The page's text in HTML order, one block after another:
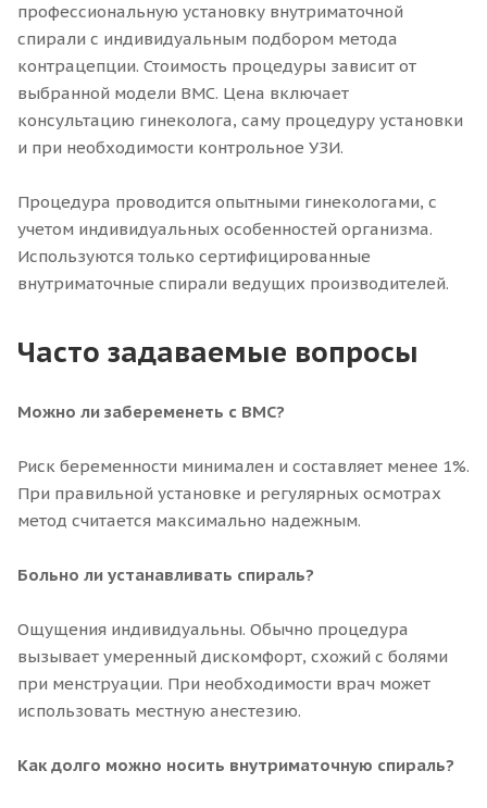
профессиональную установку внутриматочной
спирали с индивидуальным подбором метода
контрацепции. Стоимость процедуры зависит от
выбранной модели ВМС. Цена включает
консультацию гинеколога, саму процедуру установки
и при необходимости контрольное УЗИ.
Процедура проводится опытными гинекологами, с
учетом индивидуальных особенностей организма.
Используются только сертифицированные
внутриматочные спирали ведущих производителей.
Часто задаваемые вопросы
Можно ли забеременеть с ВМС?
Риск беременности минимален и составляет менее 1%.
При правильной установке и регулярных осмотрах
метод считается максимально надежным.
Больно ли устанавливать спираль?
Ощущения индивидуальны. Обычно процедура
вызывает умеренный дискомфорт, схожий с болями
при менструации. При необходимости врач может
использовать местную анестезию.
Как долго можно носить внутриматочную спираль?